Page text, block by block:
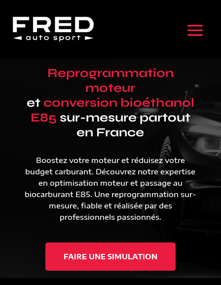
Reprogrammation
moteur
et conversion bioéthanol
E85 sur-mesure partout
en France
Boostez votre moteur et réduisez votre
budget carburant. Découvrez notre expertise
en optimisation moteur et passage au
biocarburant E85. Une reprogrammation sur-
mesure, fiable et réalisée par des
professionnels passionnés.
FAIRE UNE SIMULATION